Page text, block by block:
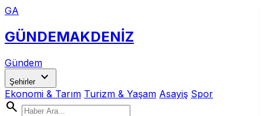
GA
GÜNDEMAKDENİZ
Gündem
Şehirler expand_more
Ekonomi & Tarım Turizm & Yaşam Asayiş Spor
search